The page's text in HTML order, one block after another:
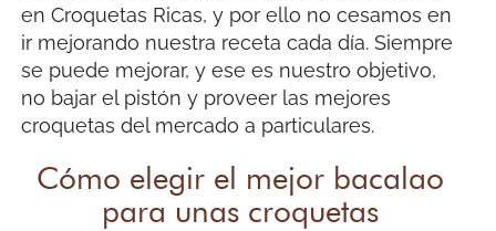
en Croquetas Ricas, y por ello no cesamos en
ir mejorando nuestra receta cada día. Siempre
se puede mejorar, y ese es nuestro objetivo,
no bajar el pistón y proveer las mejores
croquetas del mercado a particulares.
Cómo elegir el mejor bacalao
para unas croquetas